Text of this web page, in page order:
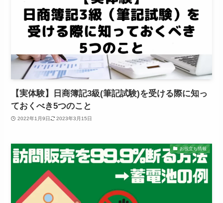
【実体験】日商簿記3級(筆記試験)を受ける際に知っ
ておくべき5つのこと
2022年1月9日 2023年3月15日
お役立ち情報